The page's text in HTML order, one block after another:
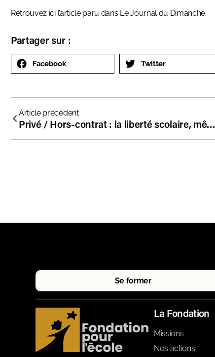
Retrouvez icil’article paru dans Le Journal du Dimanche.
Partager sur :
Facebook Twitter
Article précédent
Privé / Hors-contrat : la liberté scolaire, même combat
Se former
La Fondation
Missions
Nos actions